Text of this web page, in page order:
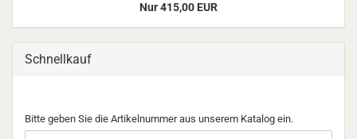
Nur 415,00 EUR
Schnellkauf
BITTE
GEBEN
Bitte geben Sie die Artikelnummer aus unserem Katalog ein.